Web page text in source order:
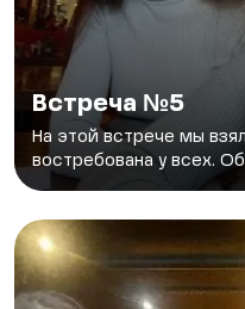
Встреча №5
На этой встрече мы
востребована у всех.